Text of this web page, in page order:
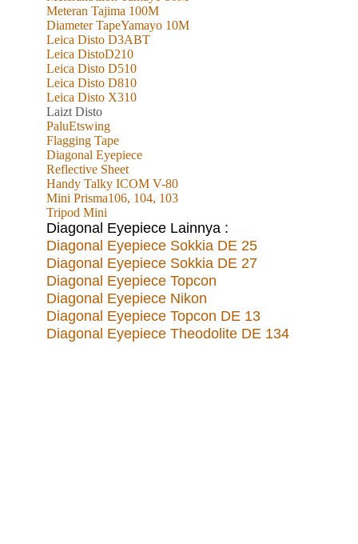
Meteran Tajima 100M
Diameter TapeYamayo 10M
Leica Disto D3ABT
Leica DistoD210
Leica Disto D510
Leica Disto D810
Leica Disto X310
Laizt Disto
PaluEtswing
Flagging Tape
Diagonal Eyepiece
Reflective Sheet
Handy Talky ICOM V-80
Mini Prisma106, 104, 103
Tripod Mini
Diagonal Eyepiece Lainnya :
Diagonal Eyepiece Sokkia DE 25
Diagonal Eyepiece Sokkia DE 27
Diagonal Eyepiece Topcon
Diagonal Eyepiece Nikon
Diagonal Eyepiece Topcon DE 13
Diagonal Eyepiece Theodolite DE 134